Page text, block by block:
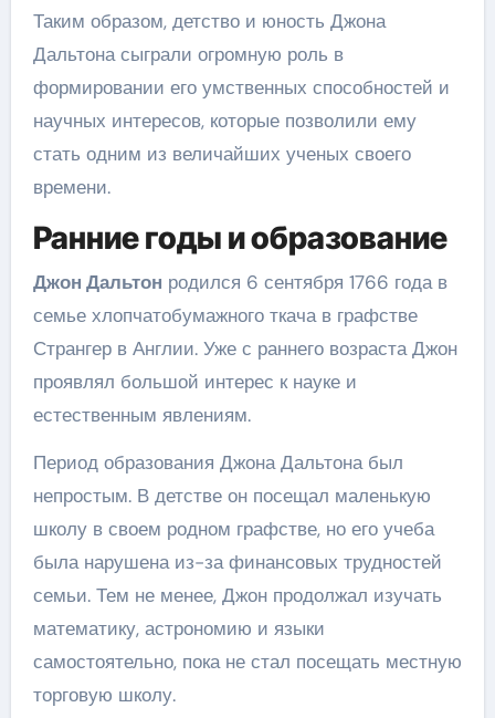
Таким образом, детство и юность Джона
Дальтона сыграли огромную роль в
формировании его умственных способностей и
научных интересов, которые позволили ему
стать одним из величайших ученых своего
времени.
Ранние годы и образование
Джон Дальтон родился 6 сентября 1766 года в
семье хлопчатобумажного ткача в графстве
Странгер в Англии. Уже с раннего возраста Джон
проявлял большой интерес к науке и
естественным явлениям.
Период образования Джона Дальтона был
непростым. В детстве он посещал маленькую
школу в своем родном графстве, но его учеба
была нарушена из-за финансовых трудностей
семьи. Тем не менее, Джон продолжал изучать
математику, астрономию и языки
самостоятельно, пока не стал посещать местную
торговую школу.